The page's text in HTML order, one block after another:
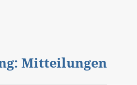
Mitteilungen